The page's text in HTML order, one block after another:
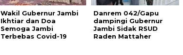
Wakil Gubernur Jambi
Ikhtiar dan Doa
Semoga Jambi
Terbebas Covid-19
Danrem 042/Gapu
dampingi Gubernur
Jambi Sidak RSUD
Raden Mattaher